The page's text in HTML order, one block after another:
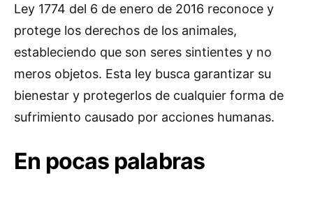
Ley 1774 del 6 de enero de 2016 reconoce y
protege los derechos de los animales,
estableciendo que son seres sintientes y no
meros objetos. Esta ley busca garantizar su
bienestar y protegerlos de cualquier forma de
sufrimiento causado por acciones humanas.
En pocas palabras